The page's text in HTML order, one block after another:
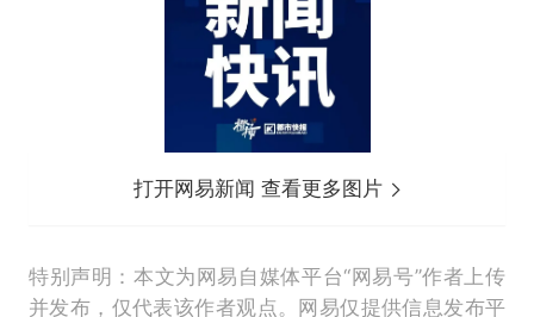
打开网易新闻 查看更多图片
特别声明：本文为网易自媒体平台“网易号”作者上传
并发布，仅代表该作者观点。网易仅提供信息发布平